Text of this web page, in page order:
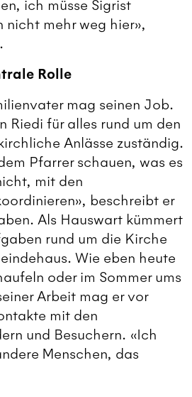
ich müsse Sigrist
nicht mehr weg hier»,
Rolle
mag seinen Job.
Riedi für alles rund um den
Anlässe zuständig.
Pfarrer schauen, was es
mit den
beschreibt er
Als Hauswart kümmert
rund um die Kirche
Wie eben heute
oder im Sommer ums
Arbeit mag er vor
mit den
und Besuchern. «Ich
Menschen, das